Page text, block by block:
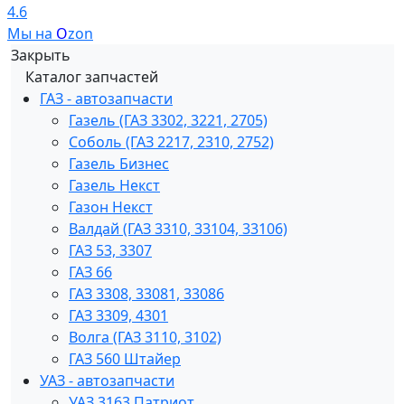
4.6
Мы на Ozon
Закрыть
Каталог запчастей
ГАЗ - автозапчасти
Газель (ГАЗ 3302, 3221, 2705)
Соболь (ГАЗ 2217, 2310, 2752)
Газель Бизнес
Газель Некст
Газон Некст
Валдай (ГАЗ 3310, 33104, 33106)
ГАЗ 53, 3307
ГАЗ 66
ГАЗ 3308, 33081, 33086
ГАЗ 3309, 4301
Волга (ГАЗ 3110, 3102)
ГАЗ 560 Штайер
УАЗ - автозапчасти